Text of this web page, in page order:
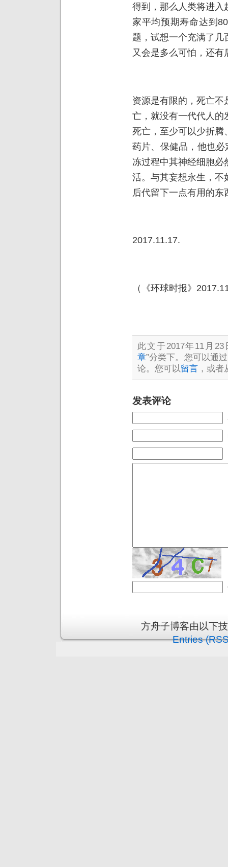
得到，那么人类将进入
家平均预期寿命达到
题，试想一个充满了
又会是多么可怕，还
资源是有限的，死亡
亡，就没有一代代人的
死亡，至少可以少折腾
药片、保健品，他也必
冻过程中其神经细胞必
活。与其妄想永生，不
后代留下一点有用的
2017.11.17.
（《环球时报》
此文于2017年11月
章”分类下。您可以通过
论。您可以留言 ，或
发表评论
方舟子博客由以下
Entries